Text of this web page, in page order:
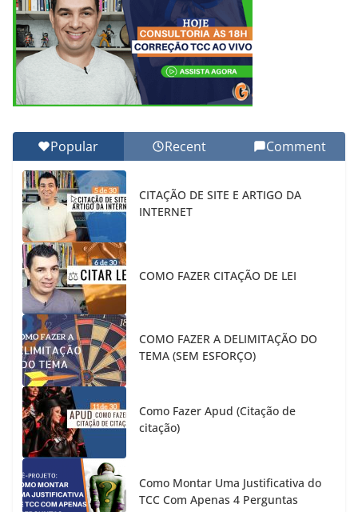
Popular Recent Comment
CITAÇÃO DE SITE E ARTIGO DA
INTERNET
COMO FAZER CITAÇÃO DE LEI
COMO FAZER A DELIMITAÇÃO DO
TEMA (SEM ESFORÇO)
Como Fazer Apud (Citação de
citação)
Como Montar Uma Justificativa do
TCC Com Apenas 4 Perguntas